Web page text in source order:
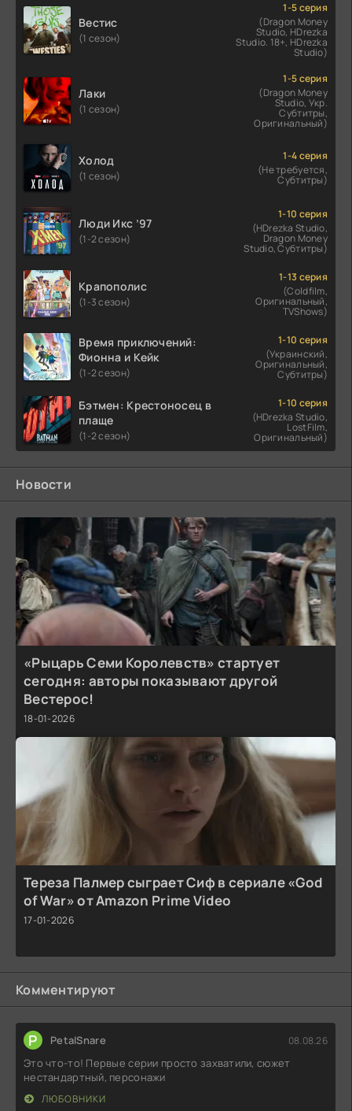
Вестис
(1 сезон)
1-5 серия
(Dragon Money
Studio, HDrezka
Studio. 18+, HDrezka
Studio)
Лаки
(1 сезон)
1-5 серия
(Dragon Money
Studio, Укр.
Субтитры,
Оригинальный)
Холод
(1 сезон)
1-4 серия
(Не требуется,
Субтитры)
Люди Икс ’97
(1-2 сезон)
1-10 серия
(HDrezka Studio,
Dragon Money
Studio, Субтитры)
Крапополис
(1-3 сезон)
1-13 серия
(Coldfilm,
Оригинальный,
TVShows)
Время приключений:
Фионна и Кейк
(1-2 сезон)
1-10 серия
(Украинский,
Оригинальный,
Субтитры)
Бэтмен: Крестоносец в
плаще
(1-2 сезон)
1-10 серия
(HDrezka Studio,
LostFilm,
Оригинальный)
Новости
«Рыцарь Семи Королевств» стартует
сегодня: авторы показывают другой
Вестерос!
18-01-2026
Тереза Палмер сыграет Сиф в сериале «God
of War» от Amazon Prime Video
17-01-2026
Комментируют
P PetalSnare 08.08.26
Это что-то! Первые серии просто захватили, сюжет
нестандартный, персонажи
ЛЮБОВНИКИ